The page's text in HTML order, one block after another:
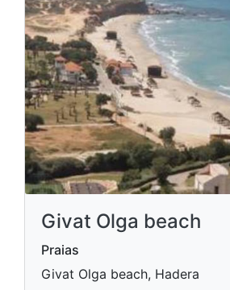
Givat Olga beach
Praias
Givat Olga beach, Hadera